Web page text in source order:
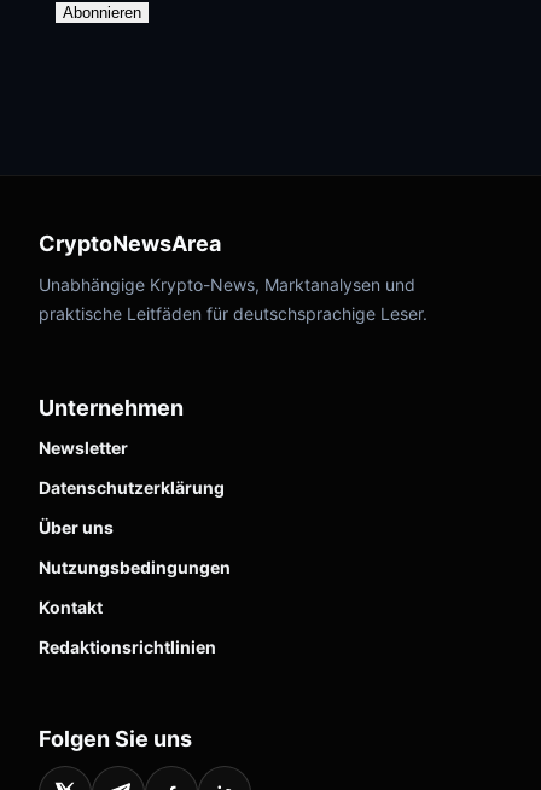
Abonnieren
CryptoNewsArea
Unabhängige Krypto-News, Marktanalysen und
praktische Leitfäden für deutschsprachige Leser.
Unternehmen
Newsletter
Datenschutzerklärung
Über uns
Nutzungsbedingungen
Kontakt
Redaktionsrichtlinien
Folgen Sie uns